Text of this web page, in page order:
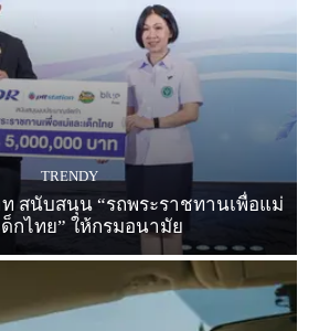
TRENDY
สนับสนุน “รถพระราชทานเพื่อแม่
ด็กไทย” ให้กรมอนามัย